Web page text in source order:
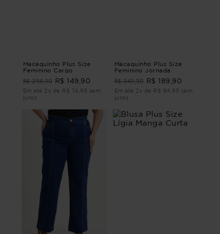
Macaquinho Plus Size
Feminino Cargo
R$ 294,90 R$ 149,90
Em até 2x de R$ 74,95 sem
juros
Macaquinho Plus Size
Feminino Jornada
R$ 349,90 R$ 189,90
Em até 2x de R$ 94,95 sem
juros